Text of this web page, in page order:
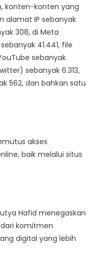
konten-konten yang
alamat IP sebanyak
308, di Meta
41.441, file
sebanyak
sebanyak 6.313,
562, dan bahkan satu
akses
baik melalui situs
Hafid menegaskan
komitmen
digital yang lebih